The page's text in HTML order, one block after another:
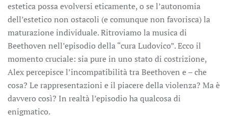
estetica possa evolversi eticamente, o se l’autonomia
dell’estetico non ostacoli (e comunque non favorisca) la
maturazione individuale. Ritroviamo la musica di
Beethoven nell’episodio della “cura Ludovico”. Ecco il
momento cruciale: sia pure in uno stato di costrizione,
Alex percepisce l’incompatibilità tra Beethoven e – che
cosa? Le rappresentazioni e il piacere della violenza? Ma è
davvero così? In realtà l’episodio ha qualcosa di
enigmatico.